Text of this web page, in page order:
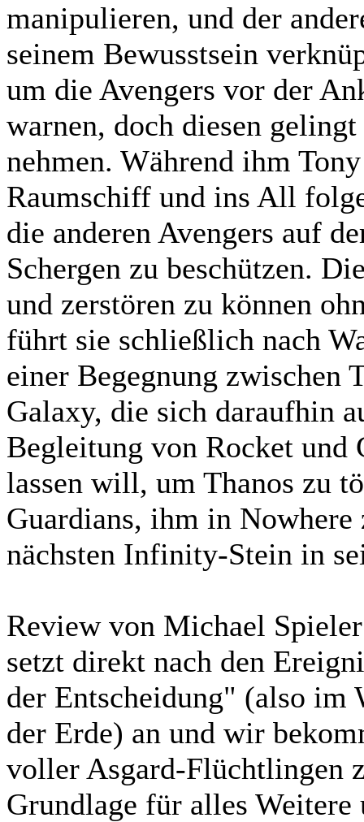
manipulieren, und der
seinem Bewusstsein
um die Avengers vor der
warnen, doch diesen
nehmen. Während ihm
Raumschiff und ins All
die anderen Avengers auf
Schergen zu beschützen.
und zerstören zu können
führt sie schließlich nach
einer Begegnung zwischen
Galaxy, die sich daraufhin
Begleitung von Rocket und
lassen will, um Thanos zu
Guardians, ihm in Nowhere
nächsten Infinity-Stein in
Review von Michael
setzt direkt nach den
der Entscheidung" (also
der Erde) an und wir
voller Asgard-Flüchtlingen
Grundlage für alles Weitere